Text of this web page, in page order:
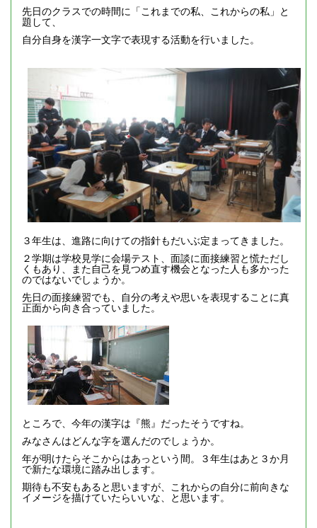
先日のクラスでの時間に「これまでの私、これからの私」と
題して、
自分自身を漢字一文字で表現する活動を行いました。
３年生は、進路に向けての指針もだいぶ定まってきました。
２学期は学校見学に会場テスト、面談に面接練習と慌ただし
くもあり、また自己を見つめ直す機会となった人も多かった
のではないでしょうか。
先日の面接練習でも、自分の考えや思いを表現することに真
正面から向き合っていました。
ところで、今年の漢字は『熊』だったそうですね。
みなさんはどんな字を選んだのでしょうか。
年が明けたらそこからはあっという間。３年生はあと３か月
で新たな環境に踏み出します。
期待も不安もあると思いますが、これからの自分に前向きな
イメージを描けていたらいいな、と思います。